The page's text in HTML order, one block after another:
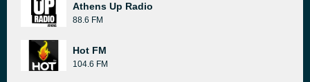
Athens Up Radio
88.6 FM
Hot FM
104.6 FM